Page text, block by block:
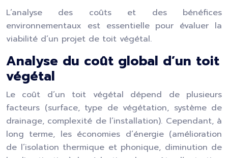
L’analyse des coûts et des bénéfices
environnementaux est essentielle pour évaluer la
viabilité d’un projet de toit végétal.
Analyse du coût global d’un toit
végétal
Le coût d’un toit végétal dépend de plusieurs
facteurs (surface, type de végétation, système de
drainage, complexité de l’installation). Cependant, à
long terme, les économies d’énergie (amélioration
de l’isolation thermique et phonique, diminution de